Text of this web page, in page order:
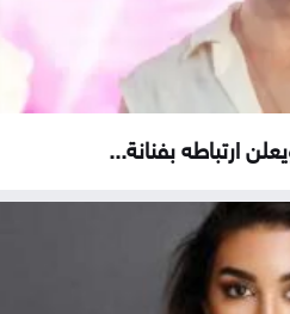
ارتباطه بفنانة...